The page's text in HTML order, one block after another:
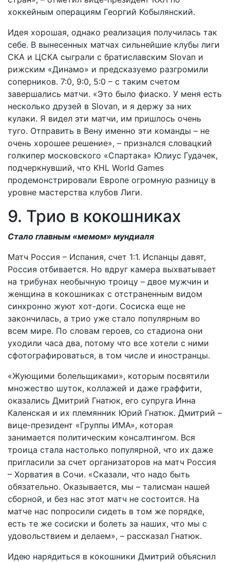
хоккейным операциям Георгий Кобылянский.
Идея хорошая, однако реализация получилась так
себе. В вынесенных матчах сильнейшие клубы лиги
СКА и ЦСКА сыграли с братиславским Slovan и
рижским «Динамо» и предсказуемо разгромили
соперников. 7:0, 9:0, 5:0 – с таким счетом
завершались матчи. «Это было фиаско. У меня есть
несколько друзей в Slovan, и я держу за них
кулаки. Я видел эти матчи, им пришлось очень
туго. Отправить в Вену именно эти команды – не
очень хорошее решение», – признался словацкий
голкипер московского «Спартака» Юлиус Гудачек,
подчеркнувший, что KHL World Games
продемонстрировали Европе огромную разницу в
уровне мастерства клубов Лиги.
9. Трио в кокошниках
Стало главным «мемом» мундиаля
Матч Россия – Испания, счет 1:1. Испанцы давят,
Россия отбивается. Но вдруг камера выхватывает
на трибунах необычную троицу – двое мужчин и
женщина в кокошниках с отстраненным видом
синхронно жуют хот-доги. Сосиска еще не
закончилась, а трио уже стало популярным во
всем мире. По словам героев, со стадиона они
уходили часа два, потому что все хотели с ними
сфотографироваться, в том числе и иностранцы.
«Жующими болельщиками», которым посвятили
множество шуток, коллажей и даже граффити,
оказались Дмитрий Гнатюк, его супруга Инна
Каленская и их племянник Юрий Гнатюк. Дмитрий –
вице-президент «Группы ИМА», которая
занимается политическим консалтингом. Вся
троица стала настолько популярной, что их даже
пригласили за счет организаторов на матч Россия
– Хорватия в Сочи. «Сказали, что надо быть
обязательно. Оказывается, мы – талисман нашей
сборной, и без нас этот матч не состоится. На
матче нас попросили сидеть в том же порядке,
есть те же сосиски и болеть за наших, что мы с
удовольствием и делаем», – рассказал Гнатюк.
Идею нарядиться в кокошники Дмитрий объяснил